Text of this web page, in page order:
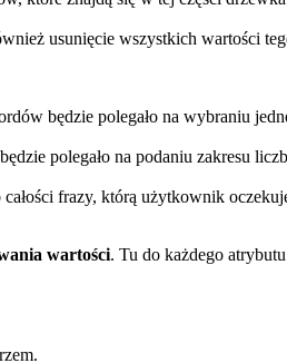
usunięcie wszystkich wartości
będzie polegało na wybraniu
polegało na podaniu zakresu
frazy, którą użytkownik
wartości. Tu do każdego